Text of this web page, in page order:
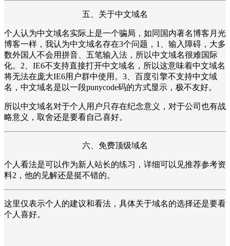
五、关于中文域名
个人认为中文域名实际上是一个骗局，如同国内著名博客月光
博客一样，我认为中文域名存在3个问题，1、输入障碍，大多
数外国人不会用拼音、五笔输入法，所以中文域名很难国际
化。2、IE6不支持直接打开中文域名，所以这意味着中文域名
将无法在庞大IE6用户群中使用。3、百度引擎不支持中文域
名，中文域名是以一段punycode码的方式显示，极不友好。
所以中文域名对于个人用户只存在纪念意义，对于公司也有战
略意义，取舍还是要看自己喜好。
六、免费顶级域名
个人看法是可以作为新人站长的练习，详细可以见推荐参考资
料2，他的见解还是挺不错的。
这里仅表示个人的建议和看法，具体关于域名的选择还是要看
个人喜好。